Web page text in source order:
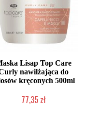
Lisap Top Care
nawilżająca do
kręconych 500ml
77,35 zł